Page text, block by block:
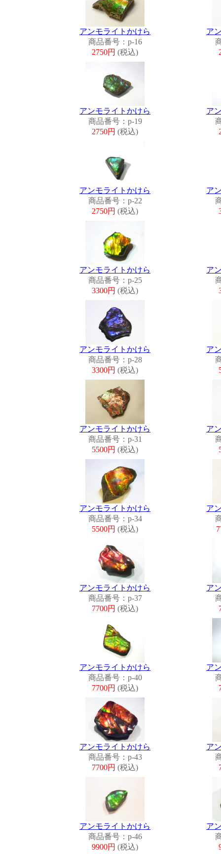
アンモライトかけら
商品番号：p-16
2750円 (税込)
ア
アンモライトかけら
商品番号：p-19
2750円 (税込)
ア
アンモライトかけら
商品番号：p-22
2750円 (税込)
ア
アンモライトかけら
商品番号：p-25
3300円 (税込)
ア
アンモライトかけら
商品番号：p-28
3300円 (税込)
ア
アンモライトかけら
商品番号：p-31
5500円 (税込)
ア
アンモライトかけら
商品番号：p-34
5500円 (税込)
ア
アンモライトかけら
商品番号：p-37
7700円 (税込)
ア
アンモライトかけら
商品番号：p-40
7700円 (税込)
ア
アンモライトかけら
商品番号：p-43
7700円 (税込)
ア
アンモライトかけら
商品番号：p-46
9900円 (税込)
ア